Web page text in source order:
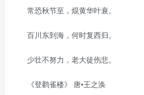
常恐秋节至，焜黄华叶衰。
百川东到海，何时复西归。
少壮不努力，老大徒伤悲。
《登鹳雀楼》 唐•王之涣